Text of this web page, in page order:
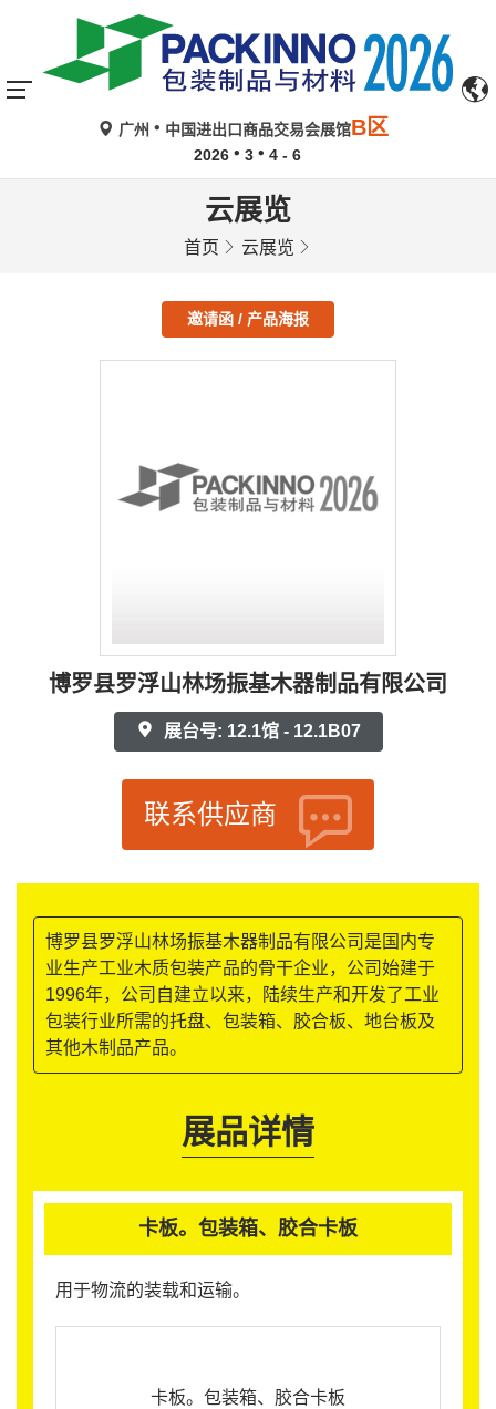
广州 中国进出口商品交易会展馆B区
2026 3 4 - 6
云展览
首页 云展览
邀请函 / 产品海报
博罗县罗浮山林场振基木器制品有限公司
展台号: 12.1馆 - 12.1B07
联系供应商
博罗县罗浮山林场振基木器制品有限公司是国内专
业生产工业木质包装产品的骨干企业，公司始建于
1996年，公司自建立以来，陆续生产和开发了工业
包装行业所需的托盘、包装箱、胶合板、地台板及
其他木制品产品。
展品详情
卡板。包装箱、胶合卡板
用于物流的装载和运输。
卡板。包装箱、胶合卡板